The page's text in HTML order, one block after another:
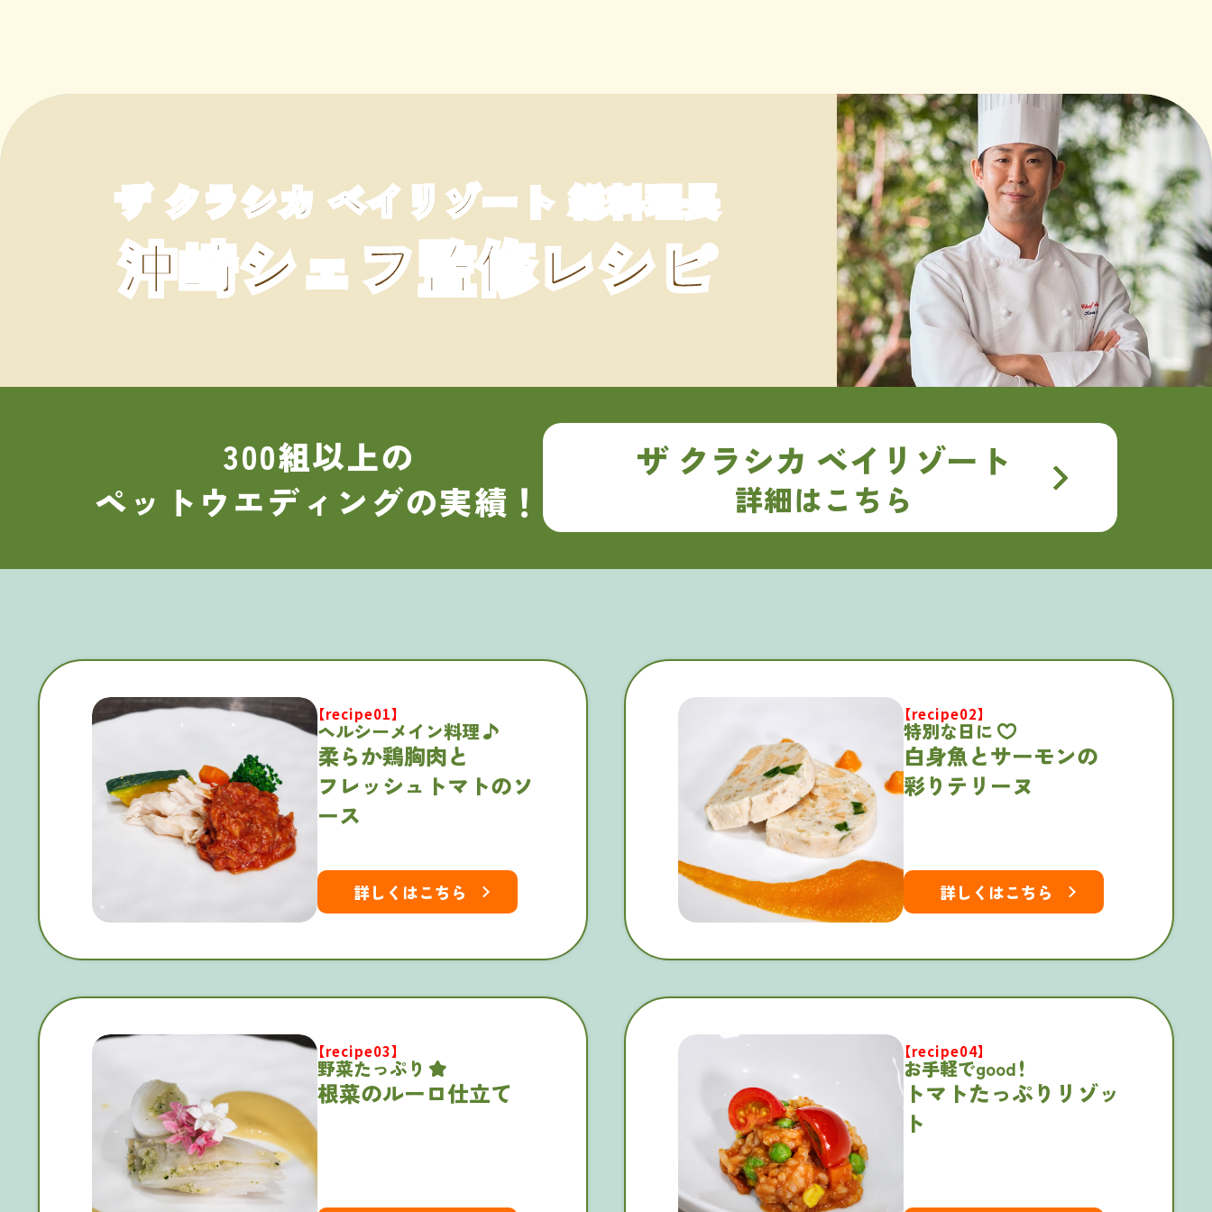
ザ クラシカ ベイリゾート 総料理長
沖崎シェフ監修レシピ
300組以上の
ペットウエディングの実績！
ザ クラシカ ベイリゾート
詳細はこちら
沖崎シェフ監修レシピ
【recipe01】
ヘルシーメイン料理
柔らか鶏胸肉と
フレッシュトマトのソ
ース
詳しくはこちら
【recipe02】
特別な日に
白身魚とサーモンの
彩りテリーヌ
詳しくはこちら
【recipe03】
野菜たっぷり
根菜のルーロ仕立て
【recipe04】
お手軽でgood
トマトたっぷりリゾッ
ト